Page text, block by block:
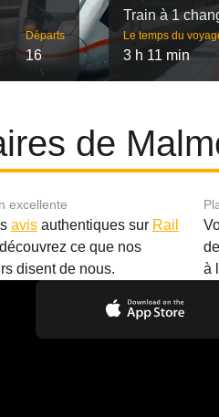
Départs
16
Train à 1
Le temps du
3 h 11 min
de
excellente
avisauthentiques sur Rail
ce que nos
disent de nous.
à